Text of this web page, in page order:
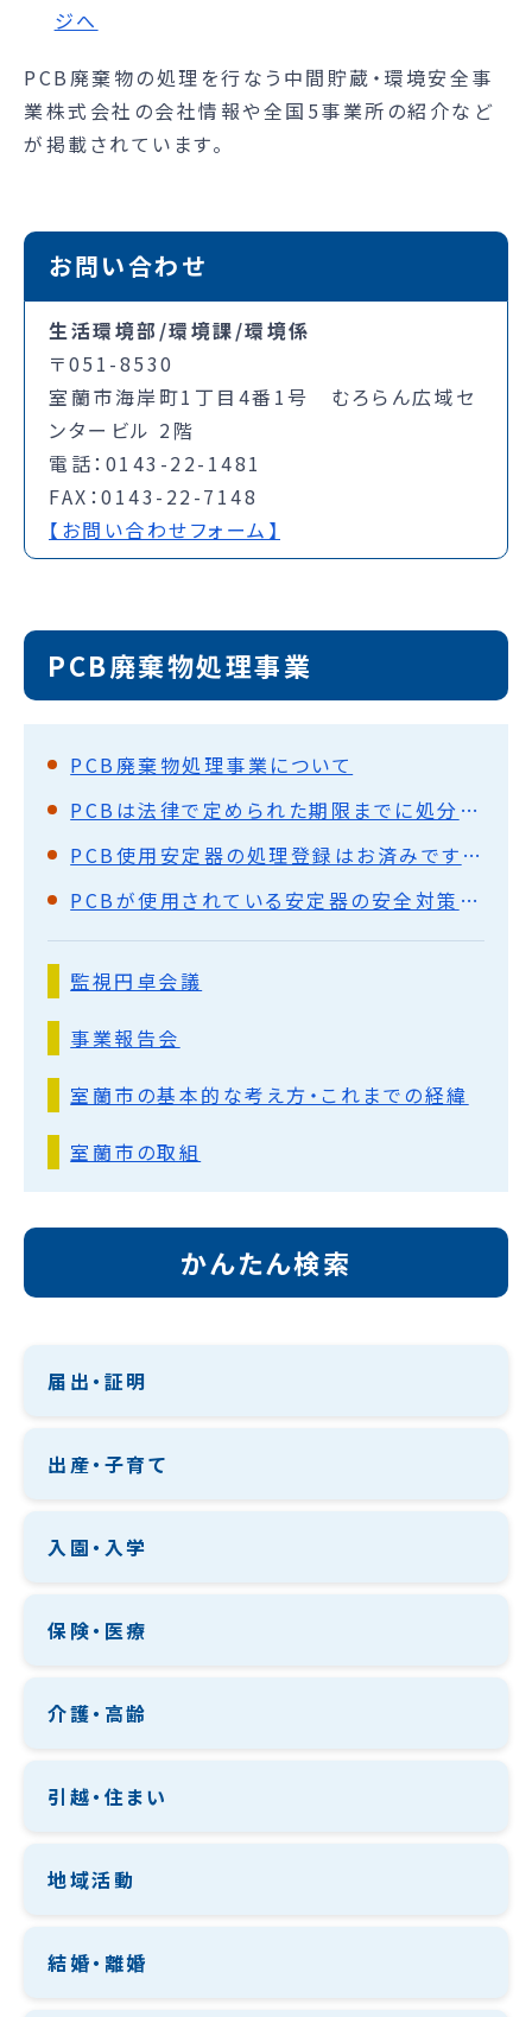
ジへ
PCB廃棄物の処理を行なう中間貯蔵・環境安全事
業株式会社の会社情報や全国5事業所の紹介など
が掲載されています。
お問い合わせ
生活環境部/環境課/環境係
〒051-8530
室蘭市海岸町1丁目4番1号 むろらん広域セ
ンタービル 2階
電話：0143-22-1481
FAX：0143-22-7148
【お問い合わせフォーム】
PCB廃棄物処理事業
PCB廃棄物処理事業について
PCBは法律で定められた期限までに処分しなければなりません！
PCB使用安定器の処理登録はお済みですか？
PCBが使用されている安定器の安全対策について
監視円卓会議
事業報告会
室蘭市の基本的な考え方・これまでの経緯
室蘭市の取組
かんたん検索
届出・証明
出産・子育て
入園・入学
保険・医療
介護・高齢
引越・住まい
地域活動
結婚・離婚